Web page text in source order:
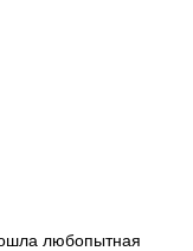
любопытная